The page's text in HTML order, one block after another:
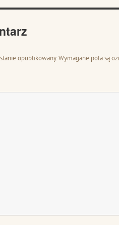
opublikowany.Wymagane pola są